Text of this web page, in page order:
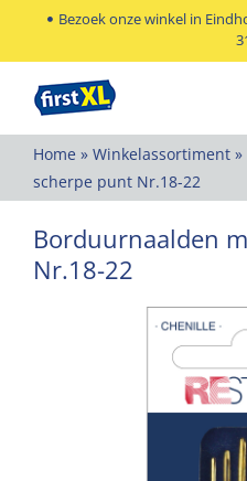
Bezoek onze winkel in
Home » Winkelassortiment »
scherpe punt Nr.18-22
Borduurnaalden
Nr.18-22